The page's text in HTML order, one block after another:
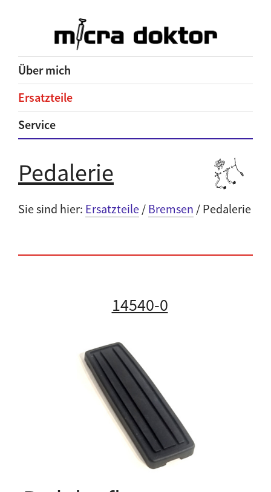
Über mich
Ersatzteile
Service
Pedalerie
Sie sind hier: Ersatzteile / Bremsen / Pedalerie
14540-0